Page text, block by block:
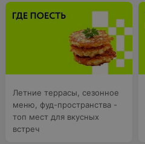
Летние террасы, сезонное
меню, фуд-пространства -
топ мест для вкусных
встреч